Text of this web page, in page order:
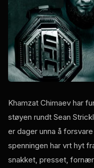
Khamzat Chimaev har
støyen rundt Sean
er dager unna å
spenningen har vrt hyt
snakket, presset,